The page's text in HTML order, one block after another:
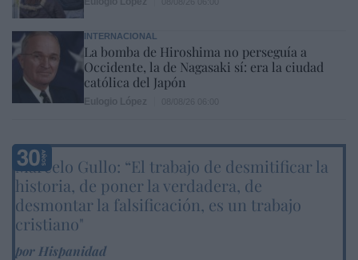
INTERNACIONAL
La bomba de Hiroshima no perseguía a
Occidente, la de Nagasaki sí: era la ciudad
católica del Japón
Marcelo Gullo: “El trabajo de desmitificar la
historia, de poner la verdadera, de
desmontar la falsificación, es un trabajo
cristiano"
por Hispanidad